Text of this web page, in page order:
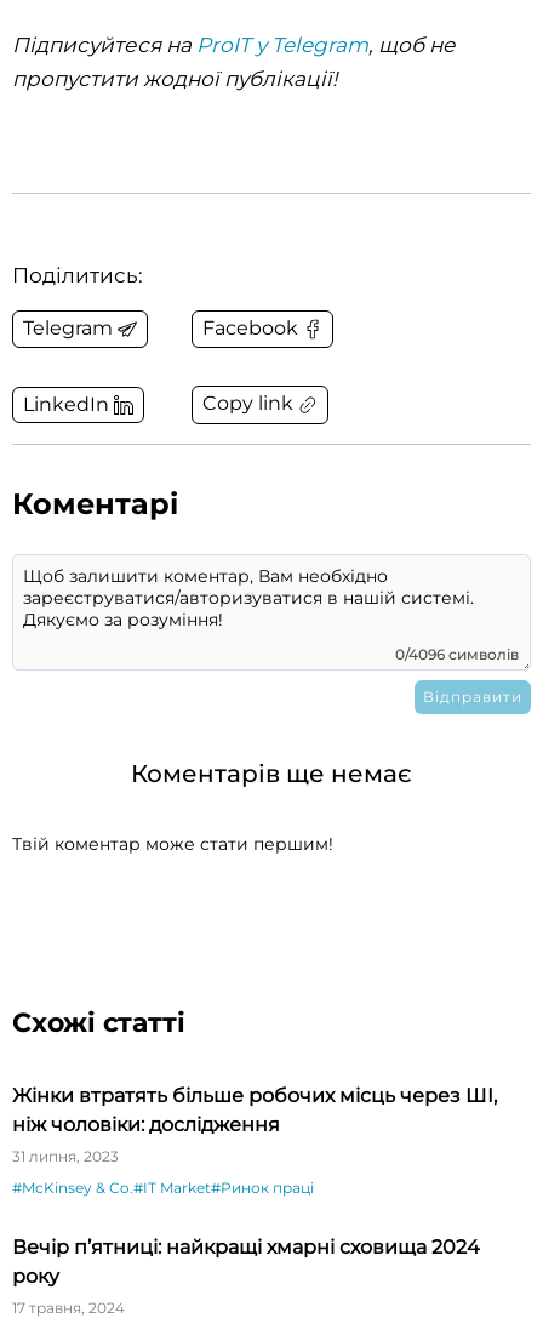
Підписуйтеся на ProIT у Telegram, щоб не
пропустити жодної публікації!
Поділитись:
Telegram Facebook
LinkedIn Copy link
Коментарі
0/4096 символів
Коментарів ще немає
Твій коментар може стати першим!
Схожі статті
Жінки втратять більше робочих місць через ШІ,
ніж чоловіки: дослідження
31 липня, 2023
#McKinsey & Co.#IT Market#Ринок праці
Вечір п’ятниці: найкращі хмарні сховища 2024
року
17 травня, 2024